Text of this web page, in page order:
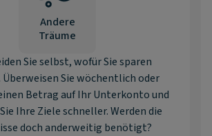
Andere
Träume
Sie selbst, wofür Sie sparen
Sie wöchentlich oder
Betrag auf Ihr Unterkonto und
Ihre Ziele schneller. Werden die
doch anderweitig benötigt?